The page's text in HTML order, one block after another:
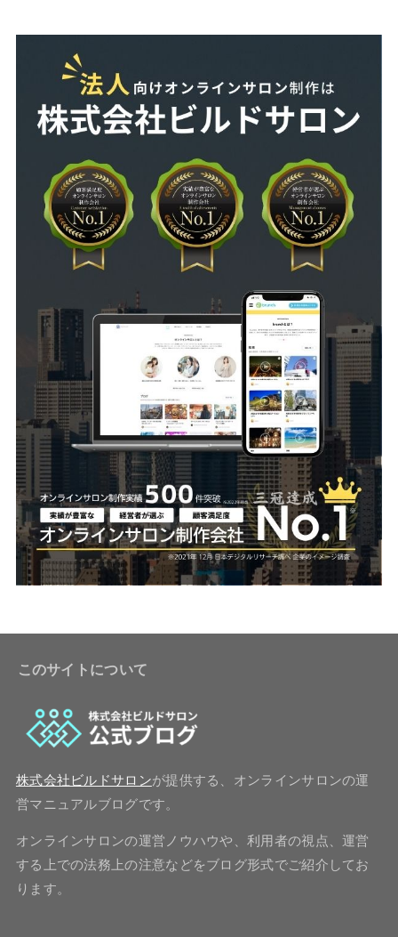
このサイトについて
株式会社ビルドサロンが提供する、オンラインサロンの運
営マニュアルブログです。
オンラインサロンの運営ノウハウや、利用者の視点、運営
する上での法務上の注意などをブログ形式でご紹介してお
ります。